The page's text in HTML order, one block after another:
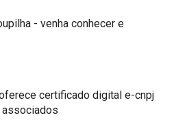
- venha conhecer e
certificado digital e-cnpj